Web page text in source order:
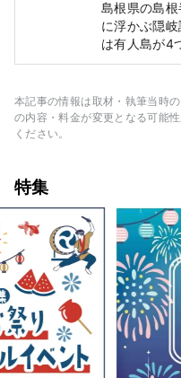
島根県の島
に浮かぶ隠
は有人島が4
成して2番目
隠岐を代表
橋』、隠岐
本記事の情報は取材・執筆当時
の内容・料金が変更となる可能
ください。
特集